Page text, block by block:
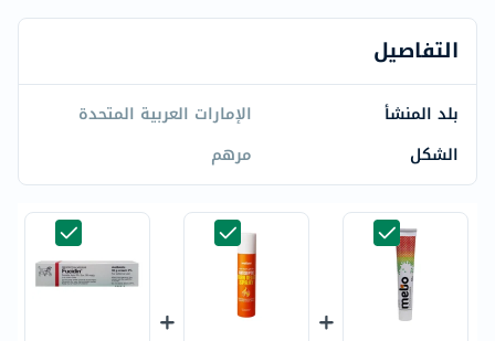
التفاصيل
بلد المنشأ
الإمارات العربية المتحدة
الشكل
مرهم